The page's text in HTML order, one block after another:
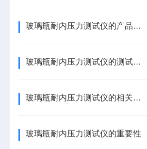
玻璃瓶耐内压力测试仪的产品特点
玻璃瓶耐内压力测试仪的测试原理
玻璃瓶耐内压力测试仪的相关介绍
玻璃瓶耐内压力测试仪的重要性